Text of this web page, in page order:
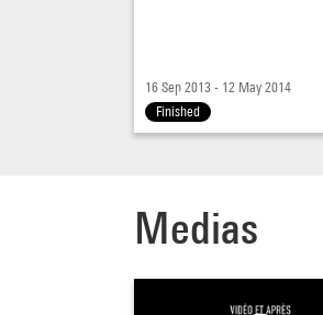
16 Sep 2013 - 12 May 2014
Finished
Medias